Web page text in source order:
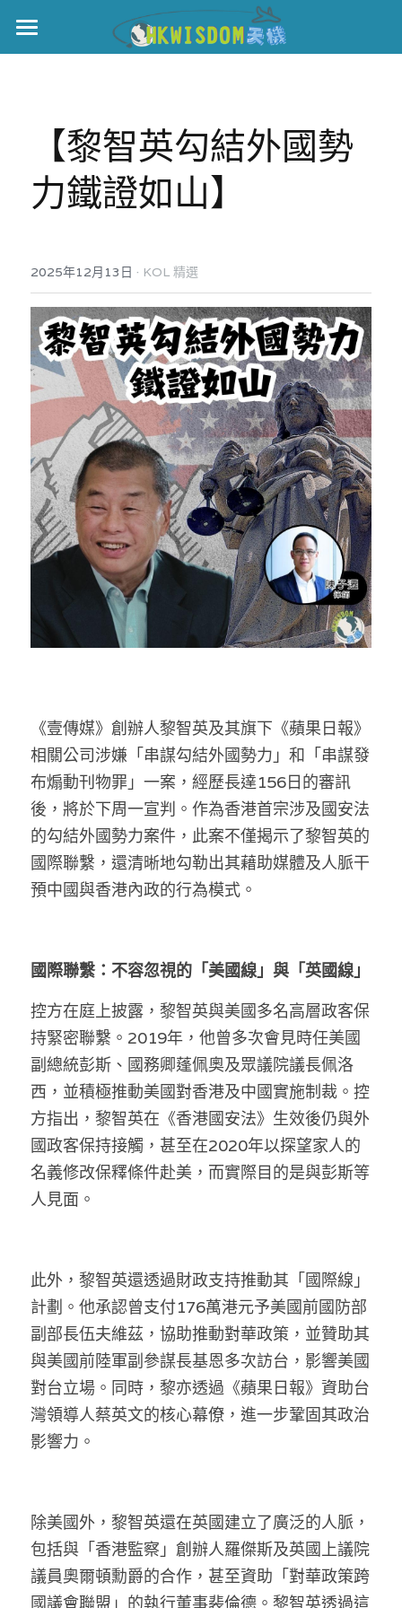
主頁
伊美戰爭
黎智英案
美西媒體謊言實錄
宏福‧革新
宏福苑聽證會
宏福火災正視聽
記錄．宏福苑火災
港聞
中國
國際
娛樂
反華推手你要知
反華推手懶人包
民主派騙案十式
反華推手起底
美西霸凌內幕
美西極權主義
極端暴恐實錄
KOL 專欄
林淑芳專欄
屈穎妍專欄
朱庭萱專欄
莫綺琪專欄
招國偉專欄
高松傑專欄
林伯強專欄
馮煒光專欄
趙處機專欄
大衛sir專欄
曾子晴 - 晴深直說
龔靜儀大律師專欄
陳貴春大律師專欄
陳子遷律師專欄
羅浚軒專欄
張美雄專欄
莊豪鋒專欄
香港科技專上書院｜專欄
絕密法庭檔案
醫院口岸爆炸案
屠龍小隊案
黎智英案審訊
35+顛覆案
吃喝玩指南
休閒好介紹
花生仔漫畫週記
人才招聘
商戶合作
支持讚助
條款及細則
關於我們
搜索
繁體中文
English
【黎智英勾結外國勢
力鐵證如山】
2025年12月13日 · KOL 精選
《壹傳媒》創辦人黎智英及其旗下《蘋果日報》
相關公司涉嫌「串謀勾結外國勢力」和「串謀發
布煽動刊物罪」一案，經歷長達156日的審訊
後，將於下周一宣判。作為香港首宗涉及國安法
的勾結外國勢力案件，此案不僅揭示了黎智英的
國際聯繫，還清晰地勾勒出其藉助媒體及人脈干
預中國與香港內政的行為模式。
國際聯繫：不容忽視的「美國線」與「英國線」
控方在庭上披露，黎智英與美國多名高層政客保
持緊密聯繫。2019年，他曾多次會見時任美國
副總統彭斯、國務卿蓬佩奧及眾議院議長佩洛
西，並積極推動美國對香港及中國實施制裁。控
方指出，黎智英在《香港國安法》生效後仍與外
國政客保持接觸，甚至在2020年以探望家人的
名義修改保釋條件赴美，而實際目的是與彭斯等
人見面。
此外，黎智英還透過財政支持推動其「國際線」
計劃。他承認曾支付176萬港元予美國前國防部
副部長伍夫維茲，協助推動對華政策，並贊助其
與美國前陸軍副參謀長基恩多次訪台，影響美國
對台立場。同時，黎亦透過《蘋果日報》資助台
灣領導人蔡英文的核心幕僚，進一步鞏固其政治
影響力。
除美國外，黎智英還在英國建立了廣泛的人脈，
包括與「香港監察」創辦人羅傑斯及英國上議院
議員奧爾頓勳爵的合作，甚至資助「對華政策跨
國議會聯盟」的執行董事裴倫德。黎智英透過這